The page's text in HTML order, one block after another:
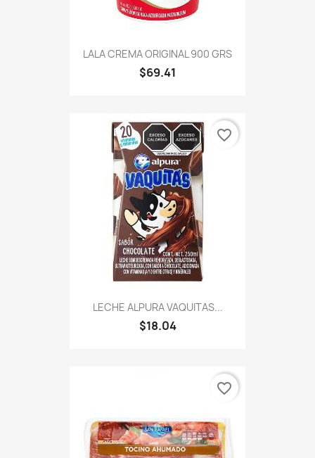
LALA CREMA ORIGINAL 900 GRS
$69.41
LECHE ALPURA VAQUITAS...
$18.04
favorite_border
favorite_border